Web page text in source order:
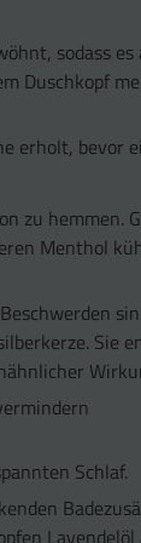
sodass
Duschkopf
erholt, bevor
zu hemmen.
Menthol
Sie
Schlaf.